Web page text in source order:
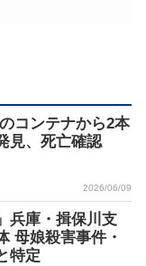
コンテナから2本
見、死亡確認
2026/06/09
兵庫・揖保川支
母娘殺害事件・
特定